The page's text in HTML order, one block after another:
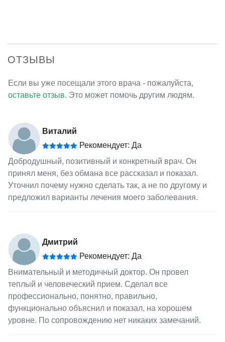
ОТЗЫВЫ
Если вы уже посещали этого врача - пожалуйста,
оставьте отзыв. Это может помочь другим людям.
Виталий
Рекомендует: Да
Добродушный, позитивный и конкретный врач. Он
принял меня, без обмана все рассказал и показал.
Уточнил почему нужно сделать так, а не по другому и
предложил варианты лечения моего заболевания.
Дмитрий
Рекомендует: Да
Внимательный и методичный доктор. Он провел
теплый и человеческий прием. Сделал все
профессионально, понятно, правильно,
функционально объяснил и показал, на хорошем
уровне. По сопровождению нет никаких замечаний.